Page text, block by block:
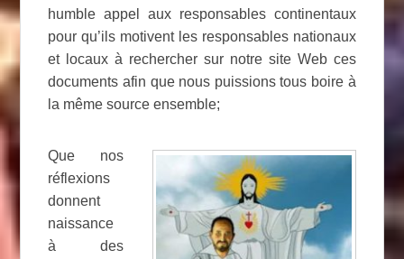
humble appel aux responsables continentaux
pour qu’ils motivent les responsables nationaux
et locaux à rechercher sur notre site Web ces
documents afin que nous puissions tous boire à
la même source ensemble;
Que nos
réflexions
donnent
naissance
à des